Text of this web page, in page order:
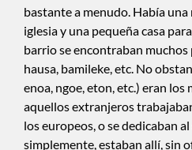
bastante a menudo. Había
iglesia y una pequeña casa
barrio se encontraban muchos
hausa, bamileke, etc. No
enoa, ngoe, eton, etc.) eran los
aquellos extranjeros
los europeos, o se dedicaban
simplemente, estaban allí, sin